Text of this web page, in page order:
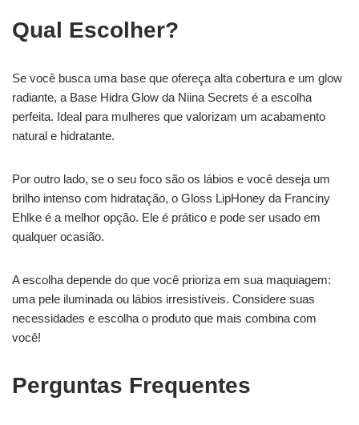
Qual Escolher?
Se você busca uma base que ofereça alta cobertura e um glow
radiante, a Base Hidra Glow da Niina Secrets é a escolha
perfeita. Ideal para mulheres que valorizam um acabamento
natural e hidratante.
Por outro lado, se o seu foco são os lábios e você deseja um
brilho intenso com hidratação, o Gloss LipHoney da Franciny
Ehlke é a melhor opção. Ele é prático e pode ser usado em
qualquer ocasião.
A escolha depende do que você prioriza em sua maquiagem:
uma pele iluminada ou lábios irresistíveis. Considere suas
necessidades e escolha o produto que mais combina com
você!
Perguntas Frequentes